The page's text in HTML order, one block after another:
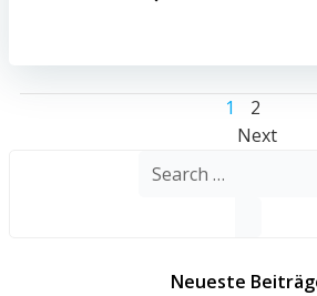
navigation
Page
1 Page
2
navigation
Next
Search
Neueste